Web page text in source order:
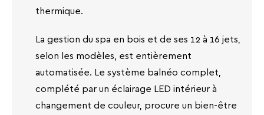
thermique.
La gestion du spa en bois et de ses 12 à 16 jets,
selon les modèles, est entièrement
automatisée. Le système balnéo complet,
complété par un éclairage LED intérieur à
changement de couleur, procure un bien-être